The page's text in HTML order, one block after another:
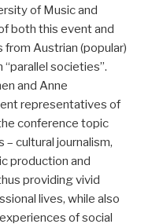
of Music and
both this event and
Austrian (popular)
societies”.
and Anne
representatives of
conference topic
cultural journalism,
production and
providing vivid
lives, while also
of social